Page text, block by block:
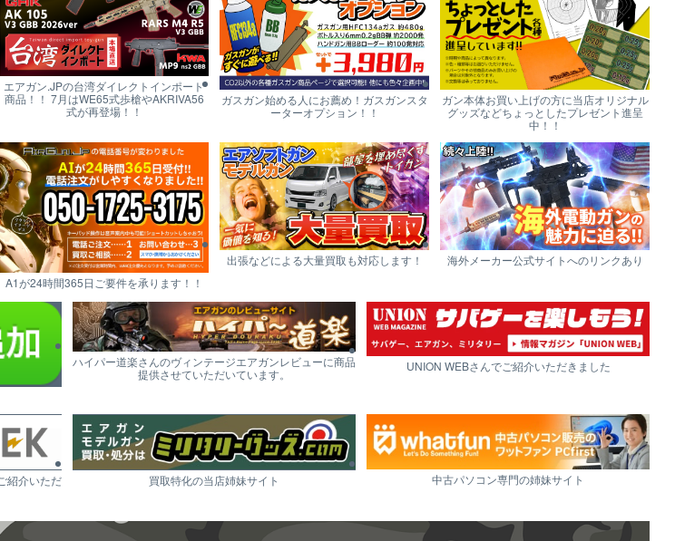
エアガン.JPの台湾ダイレクトインポート
商品！！ 7月はWE65式歩槍やAKRIVA56
式が再登場！！
ガスガン始める人にお薦め！ガスガンスタ
ーターオプション！！
ガン本体お買い上げの方に当店オリジナル
グッズなどちょっとしたプレゼント進呈
中！！
A1が24時間365日ご要件を承ります！！
出張などによる大量買取も対応します！ 海外メーカー公式サイトへのリンクあり
ハイパー道楽さんのヴィンテージエアガンレビューに商品
提供させていただいています。
UNION WEBさんでご紹介いただきました
紹介いただ
買取特化の当店姉妹サイト 中古パソコン専門の姉妹サイト